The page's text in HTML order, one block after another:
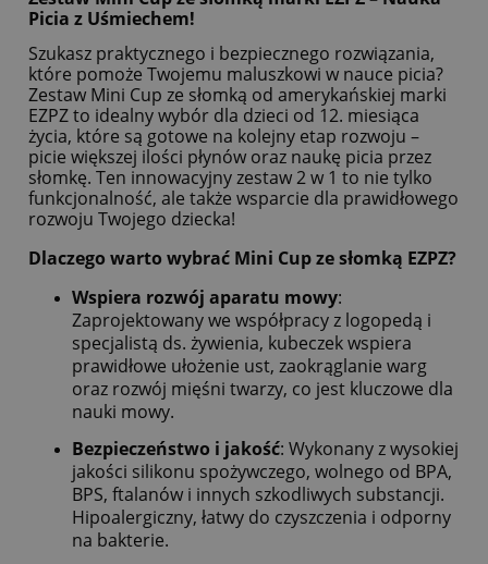
Picia z Uśmiechem!
Szukasz praktycznego i bezpiecznego rozwiązania,
które pomoże Twojemu maluszkowi w nauce picia?
Zestaw Mini Cup ze słomką od amerykańskiej marki
EZPZ to idealny wybór dla dzieci od 12. miesiąca
życia, które są gotowe na kolejny etap rozwoju –
picie większej ilości płynów oraz naukę picia przez
słomkę. Ten innowacyjny zestaw 2 w 1 to nie tylko
funkcjonalność, ale także wsparcie dla prawidłowego
rozwoju Twojego dziecka!
Dlaczego warto wybrać Mini Cup ze słomką EZPZ?
Wspiera rozwój aparatu mowy:
Zaprojektowany we współpracy z logopedą i
specjalistą ds. żywienia, kubeczek wspiera
prawidłowe ułożenie ust, zaokrąglanie warg
oraz rozwój mięśni twarzy, co jest kluczowe dla
nauki mowy.
Bezpieczeństwo i jakość: Wykonany z wysokiej
jakości silikonu spożywczego, wolnego od BPA,
BPS, ftalanów i innych szkodliwych substancji.
Hipoalergiczny, łatwy do czyszczenia i odporny
na bakterie.